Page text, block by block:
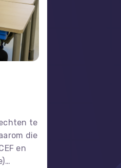
te
die
en